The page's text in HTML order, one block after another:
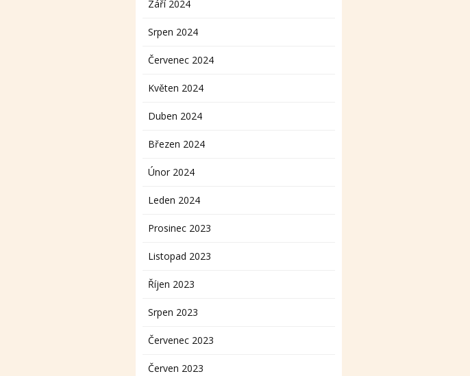
Září 2024
Srpen 2024
Červenec 2024
Květen 2024
Duben 2024
Březen 2024
Únor 2024
Leden 2024
Prosinec 2023
Listopad 2023
Říjen 2023
Srpen 2023
Červenec 2023
Červen 2023